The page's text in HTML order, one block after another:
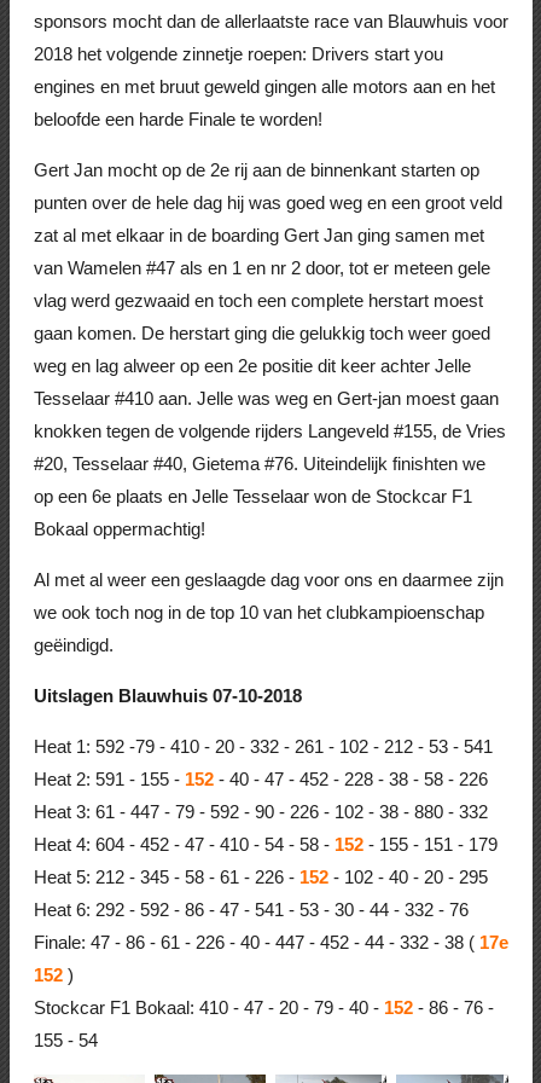
sponsors mocht dan de allerlaatste race van Blauwhuis voor
2018 het volgende zinnetje roepen: Drivers start you
engines en met bruut geweld gingen alle motors aan en het
beloofde een harde Finale te worden!
Gert Jan mocht op de 2e rij aan de binnenkant starten op
punten over de hele dag hij was goed weg en een groot veld
zat al met elkaar in de boarding Gert Jan ging samen met
van Wamelen #47 als en 1 en nr 2 door, tot er meteen gele
vlag werd gezwaaid en toch een complete herstart moest
gaan komen. De herstart ging die gelukkig toch weer goed
weg en lag alweer op een 2e positie dit keer achter Jelle
Tesselaar #410 aan. Jelle was weg en Gert-jan moest gaan
knokken tegen de volgende rijders Langeveld #155, de Vries
#20, Tesselaar #40, Gietema #76. Uiteindelijk finishten we
op een 6e plaats en Jelle Tesselaar won de Stockcar F1
Bokaal oppermachtig!
Al met al weer een geslaagde dag voor ons en daarmee zijn
we ook toch nog in de top 10 van het clubkampioenschap
geëindigd.
Uitslagen Blauwhuis 07-10-2018
Heat 1: 592 -79 - 410 - 20 - 332 - 261 - 102 - 212 - 53 - 541
Heat 2: 591 - 155 - 152- 40 - 47 - 452 - 228 - 38 - 58 - 226
Heat 3: 61 - 447 - 79 - 592 - 90 - 226 - 102 - 38 - 880 - 332
Heat 4: 604 - 452 - 47 - 410 - 54 - 58 - 152- 155 - 151 - 179
Heat 5: 212 - 345 - 58 - 61 - 226 - 152- 102 - 40 - 20 - 295
Heat 6: 292 - 592 - 86 - 47 - 541 - 53 - 30 - 44 - 332 - 76
Finale: 47 - 86 - 61 - 226 - 40 - 447 - 452 - 44 - 332 - 38 ( 17e
152 )
Stockcar F1 Bokaal: 410 - 47 - 20 - 79 - 40 - 152- 86 - 76 -
155 - 54